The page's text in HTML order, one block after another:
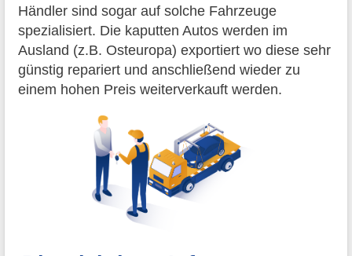
Händler sind sogar auf solche Fahrzeuge
spezialisiert. Die kaputten Autos werden im
Ausland (z.B. Osteuropa) exportiert wo diese sehr
günstig repariert und anschließend wieder zu
einem hohen Preis weiterverkauft werden.